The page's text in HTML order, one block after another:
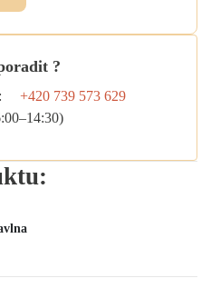
?
+420 739 573 629